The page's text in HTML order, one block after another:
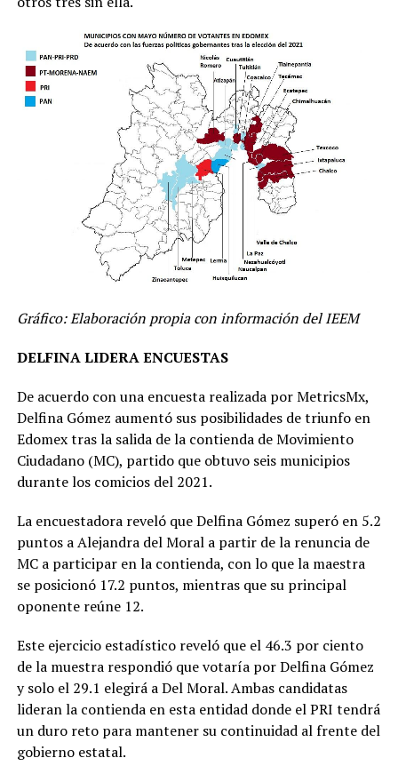
Gráfico: Elaboración propia con información del IEEM
DELFINA LIDERA ENCUESTAS
De acuerdo con una encuesta realizada por MetricsMx,
Delfina Gómez aumentó sus posibilidades de triunfo en
Edomex tras la salida de la contienda de Movimiento
Ciudadano (MC), partido que obtuvo seis municipios
durante los comicios del 2021.
La encuestadora reveló que Delfina Gómez superó en 5.2
puntos a Alejandra del Moral a partir de la renuncia de
MC a participar en la contienda, con lo que la maestra
se posicionó 17.2 puntos, mientras que su principal
oponente reúne 12.
Este ejercicio estadístico reveló que el 46.3 por ciento
de la muestra respondió que votaría por Delfina Gómez
y solo el 29.1 elegirá a Del Moral. Ambas candidatas
lideran la contienda en esta entidad donde el PRI tendrá
un duro reto para mantener su continuidad al frente del
gobierno estatal.